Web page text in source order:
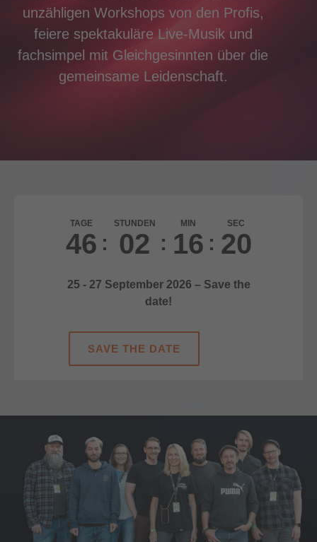
unzähligen Workshops von den Profis,
feiere spektakuläre Live-Musik und
fachsimpel mit Gleichgesinnten über die
gemeinsame Leidenschaft.
TAGE
46
STUNDEN
02
MIN
16
SEC
20
25 - 27 September 2026 – Save the
date!
SAVE THE DATE